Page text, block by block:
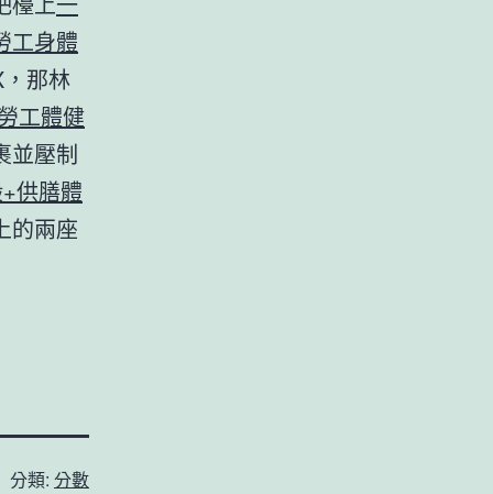
工身體
那林
工體健
並壓制
供膳體
的兩座
分類: 分數